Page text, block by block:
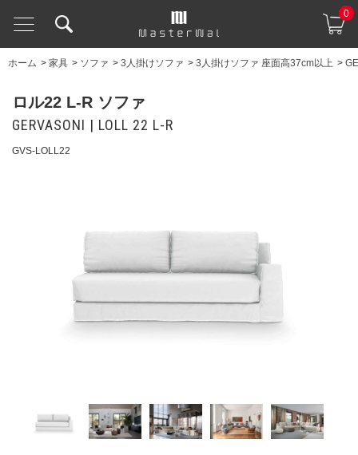
0
ホーム > 家具 > ソファ > 3人掛けソファ > 3人掛けソファ 座面高37cm以上 >
ロル22 L-R ソファ
GERVASONI | LOLL 22 L-R
GVS-LOLL22